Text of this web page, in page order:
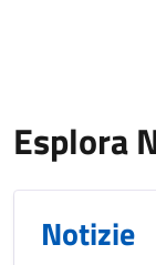
Esplora
Notizie